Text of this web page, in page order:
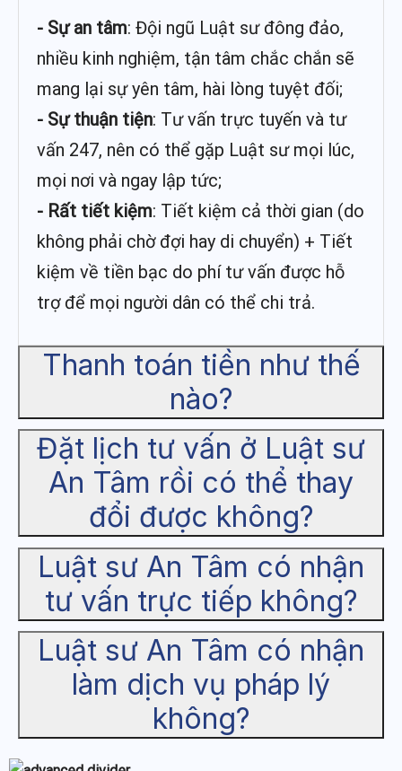
- Sự an tâm: Đội ngũ Luật sư đông đảo,
nhiều kinh nghiệm, tận tâm chắc chắn sẽ
mang lại sự yên tâm, hài lòng tuyệt đối;
- Sự thuận tiện: Tư vấn trực tuyến và tư
vấn 247, nên có thể gặp Luật sư mọi lúc,
mọi nơi và ngay lập tức;
- Rất tiết kiệm: Tiết kiệm cả thời gian (do
không phải chờ đợi hay di chuyển) + Tiết
kiệm về tiền bạc do phí tư vấn được hỗ
trợ để mọi người dân có thể chi trả.
Thanh toán tiền như thế
nào?
Đặt lịch tư vấn ở Luật sư
An Tâm rồi có thể thay
đổi được không?
Luật sư An Tâm có nhận
tư vấn trực tiếp không?
Luật sư An Tâm có nhận
làm dịch vụ pháp lý
không?